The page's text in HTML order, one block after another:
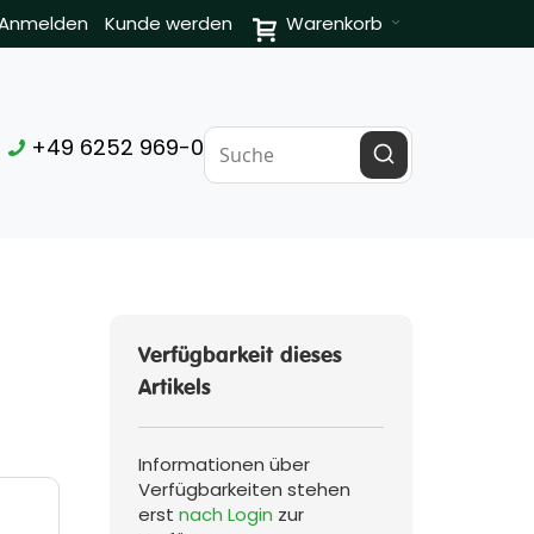
Warenkorb
Kunde werden
+49 6252 969-0
Verfügbarkeit dieses
Artikels
Informationen über
Verfügbarkeiten stehen
erstnach Login zur